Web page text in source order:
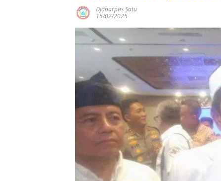
Djabarpos Satu
15/02/2025